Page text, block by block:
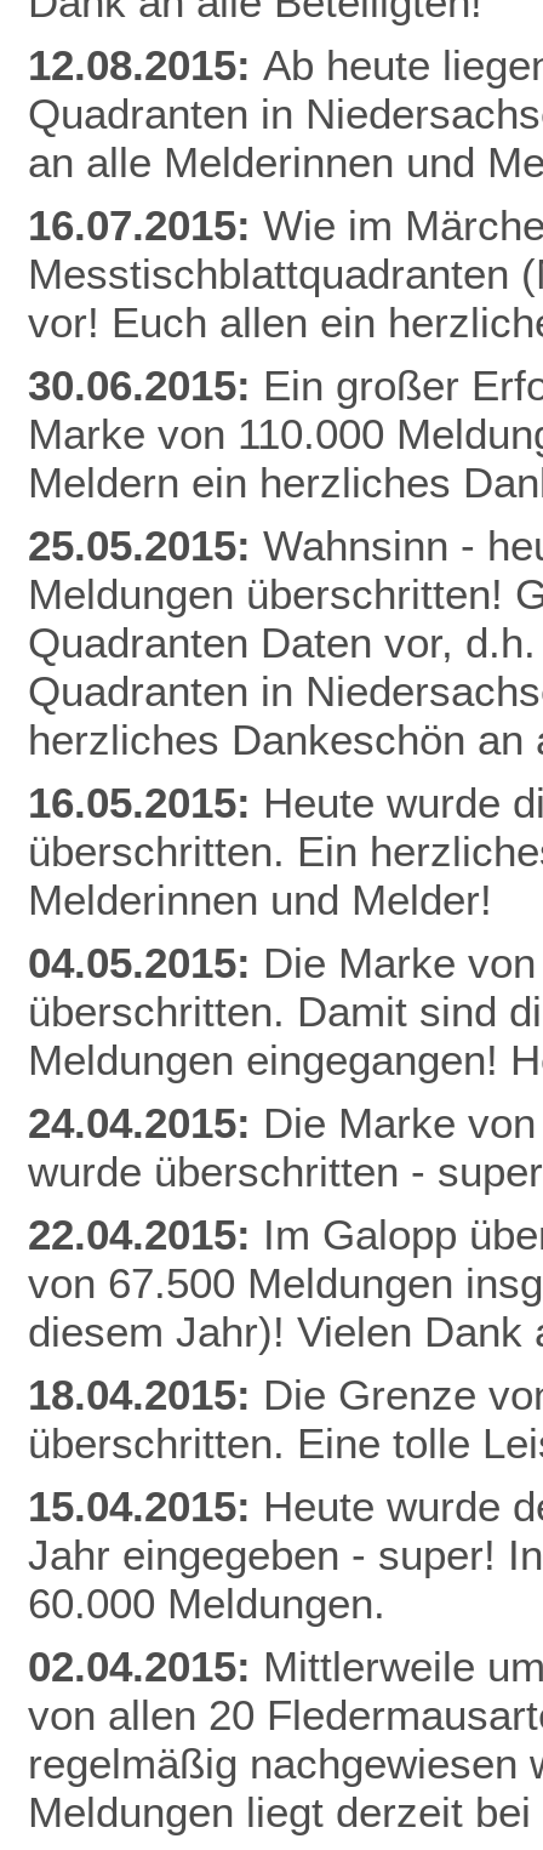
12.08.2015: Ab heute
Quadranten in
an alle Melderinnen und
16.07.2015: Wie im
Messtischblattquadranten
vor! Euch allen ein
30.06.2015: Ein großer
Marke von 110.000
Meldern ein herzliches
25.05.2015: Wahnsinn -
Meldungen überschritten!
Quadranten Daten vor,
Quadranten in
herzliches Dankeschön
16.05.2015: Heute wurde
überschritten. Ein
Melderinnen und Melder!
04.05.2015: Die Marke
überschritten. Damit sind
Meldungen eingegangen!
24.04.2015: Die Marke
wurde überschritten -
22.04.2015: Im Galopp
von 67.500 Meldungen
diesem Jahr)! Vielen
18.04.2015: Die Grenze
überschritten. Eine tolle
15.04.2015: Heute wurde
Jahr eingegeben - super!
60.000 Meldungen.
02.04.2015: Mittlerweile
von allen 20
regelmäßig nachgewiesen
Meldungen liegt derzeit